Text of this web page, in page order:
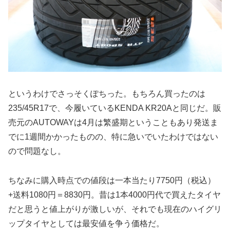
というわけでさっそくぽちった。もちろん買ったのは
235/45R17で、今履いているKENDA KR20Aと同じだ。販
売元のAUTOWAYは4月は繁盛期ということもあり発送ま
でに1週間かかったものの、特に急いでいたわけではない
ので問題なし。
ちなみに購入時点での値段は一本当たり7750円（税込）
+送料1080円＝8830円。昔は1本4000円代で買えたタイヤ
だと思うと値上がりが激しいが、それでも現在のハイグリ
ップタイヤとしては最安値を争う価格だ。